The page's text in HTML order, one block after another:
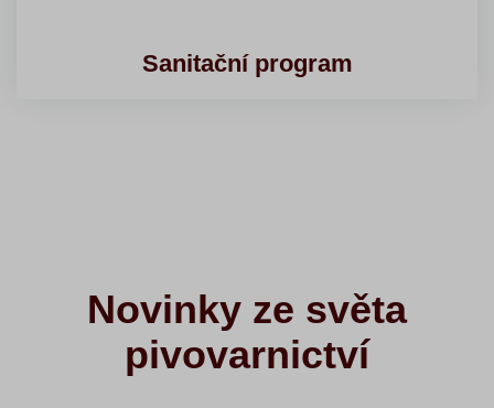
Sanitační program
Novinky ze světa
pivovarnictví